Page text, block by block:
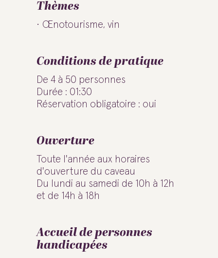
Thèmes
Œnotourisme, vin
Conditions de pratique
De 4 à 50 personnes
Durée : 01:30
Réservation obligatoire : oui
Ouverture
Toute l'année aux horaires
d'ouverture du caveau
Du lundi au samedi de 10h à 12h
et de 14h à 18h
Accueil de personnes
handicapées